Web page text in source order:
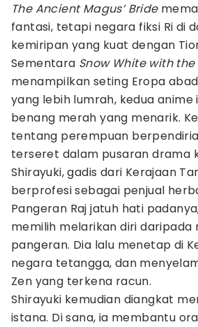
The Ancient Magus’ Bride
fantasi, tetapi negara fiksi Ri di
kemiripan yang kuat dengan
Sementara Snow White with the
menampilkan seting Eropa
yang lebih lumrah, kedua anime
benang merah yang menarik.
tentang perempuan
terseret dalam pusaran drama
Shirayuki, gadis dari Kerajaan
berprofesi sebagai penjual
Pangeran Raj jatuh hati
memilih melarikan diri daripada
pangeran. Dia lalu menetap di
negara tetangga, dan
Zen yang terkena racun.
Shirayuki kemudian diangkat
istana. Di sana, ia membantu